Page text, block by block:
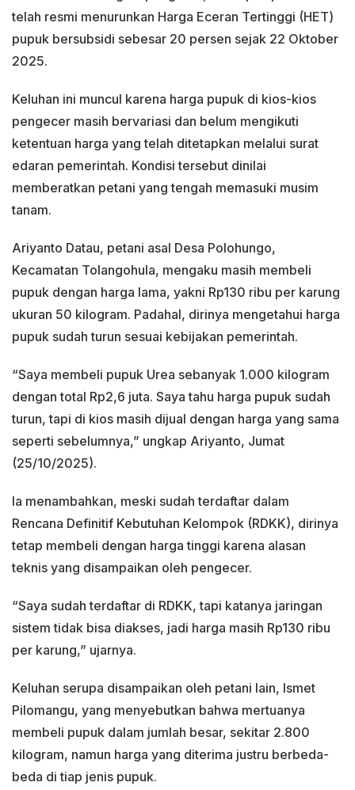
telah resmi menurunkan Harga Eceran Tertinggi (HET)
pupuk bersubsidi sebesar 20 persen sejak 22 Oktober
2025.
Keluhan ini muncul karena harga pupuk di kios-kios
pengecer masih bervariasi dan belum mengikuti
ketentuan harga yang telah ditetapkan melalui surat
edaran pemerintah. Kondisi tersebut dinilai
memberatkan petani yang tengah memasuki musim
tanam.
Ariyanto Datau, petani asal Desa Polohungo,
Kecamatan Tolangohula, mengaku masih membeli
pupuk dengan harga lama, yakni Rp130 ribu per karung
ukuran 50 kilogram. Padahal, dirinya mengetahui harga
pupuk sudah turun sesuai kebijakan pemerintah.
“Saya membeli pupuk Urea sebanyak 1.000 kilogram
dengan total Rp2,6 juta. Saya tahu harga pupuk sudah
turun, tapi di kios masih dijual dengan harga yang sama
seperti sebelumnya,” ungkap Ariyanto, Jumat
(25/10/2025).
Ia menambahkan, meski sudah terdaftar dalam
Rencana Definitif Kebutuhan Kelompok (RDKK), dirinya
tetap membeli dengan harga tinggi karena alasan
teknis yang disampaikan oleh pengecer.
“Saya sudah terdaftar di RDKK, tapi katanya jaringan
sistem tidak bisa diakses, jadi harga masih Rp130 ribu
per karung,” ujarnya.
Keluhan serupa disampaikan oleh petani lain, Ismet
Pilomangu, yang menyebutkan bahwa mertuanya
membeli pupuk dalam jumlah besar, sekitar 2.800
kilogram, namun harga yang diterima justru berbeda-
beda di tiap jenis pupuk.